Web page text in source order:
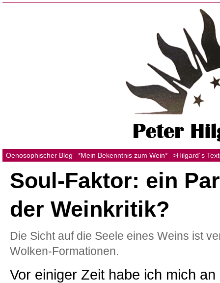
Oenosophischer Blog *Mein Bekenntnis zum Wein* >Hilgard´s
Soul-Faktor: ein
der Weinkritik?
Die Sicht auf die Seele eines Weins ist
Wolken-Formationen.
Vor einiger Zeit habe ich mich